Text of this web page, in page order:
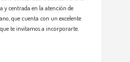
y centrada en la atención de
que cuenta con un excelente
te invitamos a incorporarte.